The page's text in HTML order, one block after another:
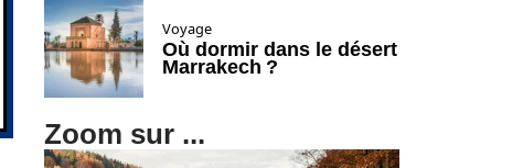
Voyage
Où dormir dans le désert
Marrakech ?
Zoom sur ...